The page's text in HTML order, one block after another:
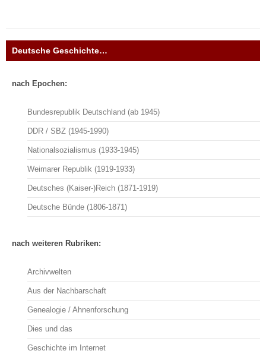
Deutsche Geschichte…
nach Epochen:
Bundesrepublik Deutschland (ab 1945)
DDR / SBZ (1945-1990)
Nationalsozialismus (1933-1945)
Weimarer Republik (1919-1933)
Deutsches (Kaiser-)Reich (1871-1919)
Deutsche Bünde (1806-1871)
nach weiteren Rubriken:
Archivwelten
Aus der Nachbarschaft
Genealogie / Ahnenforschung
Dies und das
Geschichte im Internet